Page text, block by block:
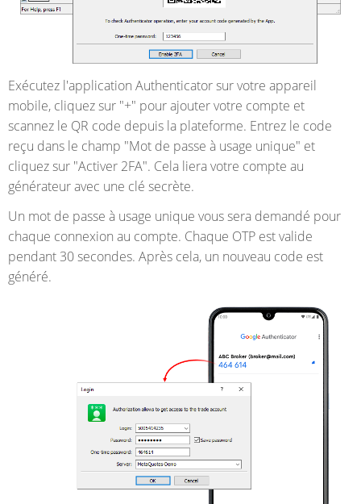
Exécutez l'application Authenticator sur votre appareil
mobile, cliquez sur "+" pour ajouter votre compte et
scannez le QR code depuis la plateforme. Entrez le code
reçu dans le champ "Mot de passe à usage unique" et
cliquez sur "Activer 2FA". Cela liera votre compte au
générateur avec une clé secrète.
Un mot de passe à usage unique vous sera demandé pour
chaque connexion au compte. Chaque OTP est valide
pendant 30 secondes. Après cela, un nouveau code est
généré.